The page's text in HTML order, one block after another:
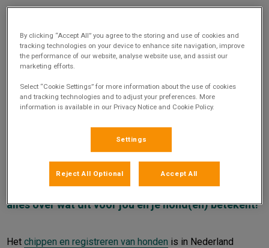
Nieuwe regels chippen en
registreren van honden
Per 1 november 2021 gelden er nieuwe regels voor
het chippen en registreren van honden in
chippen en registreren, maar hier zijn een aantal
alles over wat dit voor jou en je hond(en) betekent!
Het chippen en registreren van honden is in Nederland
By clicking “Accept All” you agree to the storing and use of cookies and
tracking technologies on your device to enhance site navigation, improve
the performance of our website, analyse website use, and assist our
marketing efforts.
Select “Cookie Settings” for more information about the use of cookies
and tracking technologies and to adjust your preferences. More
information is available in our Privacy Notice and Cookie Policy.
Settings
Reject All Optional Accept All